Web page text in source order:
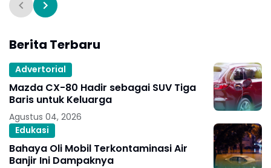
Berita Terbaru
Advertorial
Mazda CX-80 Hadir sebagai SUV Tiga
Baris untuk Keluarga
Agustus 04, 2026
Edukasi
Bahaya Oli Mobil Terkontaminasi Air
Banjir Ini Dampaknya